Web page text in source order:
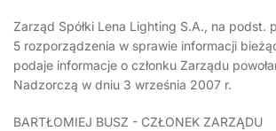
Zarząd Spółki Lena Lighting S.A., na podst.
5 rozporządzenia w sprawie informacji
podaje informacje o członku Zarządu
Nadzorczą w dniu 3 września 2007 r.
BARTŁOMIEJ BUSZ - CZŁONEK ZARZĄDU